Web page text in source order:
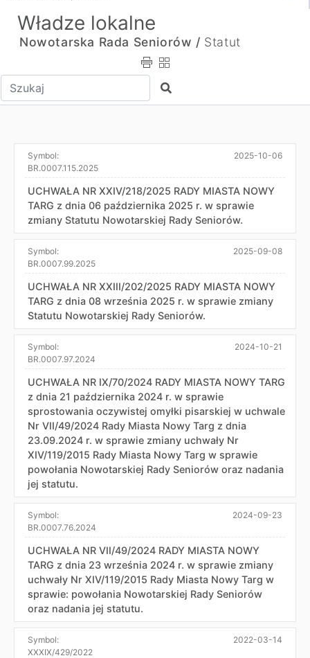
Władze lokalne
Nowotarska Rada Seniorów / Statut
Wpisz tekst do wyszukania Szukaj
Symbol:
BR.0007.115.2025
2025-10-06
UCHWAŁA NR XXIV/218/2025 RADY MIASTA NOWY
TARG z dnia 06 października 2025 r. w sprawie
zmiany Statutu Nowotarskiej Rady Seniorów.
Symbol:
BR.0007.99.2025
2025-09-08
UCHWAŁA NR XXIII/202/2025 RADY MIASTA NOWY
TARG z dnia 08 września 2025 r. w sprawie zmiany
Statutu Nowotarskiej Rady Seniorów.
Symbol:
BR.0007.97.2024
2024-10-21
UCHWAŁA NR IX/70/2024 RADY MIASTA NOWY TARG
z dnia 21 października 2024 r. w sprawie
sprostowania oczywistej omyłki pisarskiej w uchwale
Nr VII/49/2024 Rady Miasta Nowy Targ z dnia
23.09.2024 r. w sprawie zmiany uchwały Nr
XIV/119/2015 Rady Miasta Nowy Targ w sprawie
powołania Nowotarskiej Rady Seniorów oraz nadania
jej statutu.
Symbol:
BR.0007.76.2024
2024-09-23
UCHWAŁA NR VII/49/2024 RADY MIASTA NOWY
TARG z dnia 23 września 2024 r. w sprawie zmiany
uchwały Nr XIV/119/2015 Rady Miasta Nowy Targ w
sprawie: powołania Nowotarskiej Rady Seniorów
oraz nadania jej statutu.
Symbol:
XXXIX/429/2022
2022-03-14